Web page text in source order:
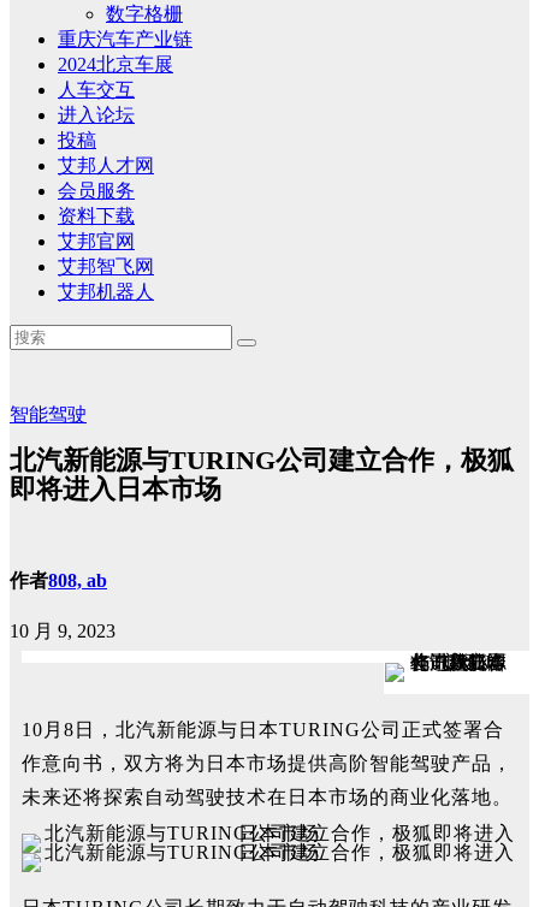
数字格栅
重庆汽车产业链
2024北京车展
人车交互
进入论坛
投稿
艾邦人才网
会员服务
资料下载
艾邦官网
艾邦智飞网
艾邦机器人
智能驾驶
北汽新能源与TURING公司建立合作，极狐
即将进入日本市场
作者808, ab
10 月 9, 2023
10月8日，北汽新能源与日本TURING公司正式签署合
作意向书，双方将为日本市场提供高阶智能驾驶产品，
未来还将探索自动驾驶技术在日本市场的商业化落地。